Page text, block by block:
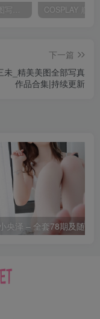
／3.11GB]
薄[98P+1V／
薄[100P+1V／
7.85G]
5.16G]
妲己_Toxic_美图写真作品套图
下一篇
未_精美美图全部写真
作品合集|持续更新